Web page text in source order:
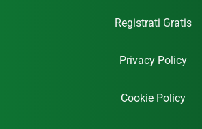
Registrati Gratis
Privacy Policy
Cookie Policy